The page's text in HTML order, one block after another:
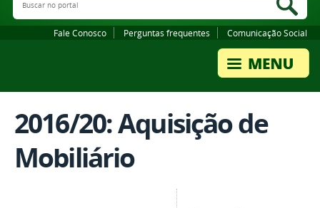
Fale Conosco Perguntas frequentes Comunicação Social
2016/20: Aquisição de
Mobiliário